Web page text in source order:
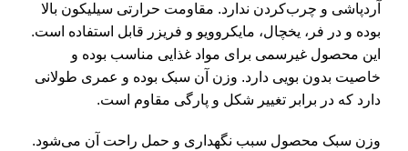
آردپاشی و چرب‌کردن ندارد. مقاومت حرارتی سیلیکون بالا
بوده و در فر، یخچال، مایکروویو و فریزر قابل استفاده است.
این محصول غیرسمی برای مواد غذایی مناسب بوده و
خاصیت بدون بویی دارد. وزن آن سبک بوده و عمری طولانی
دارد که در برابر تغییر شکل و پارگی مقاوم است.
وزن سبک محصول سبب نگهداری و حمل راحت آن می‌شود.